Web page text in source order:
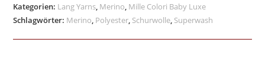
Kategorien: Lang Yarns Merino Mille Colori Baby Luxe
Schlagwörter: Merino Polyester Schurwolle Superwash